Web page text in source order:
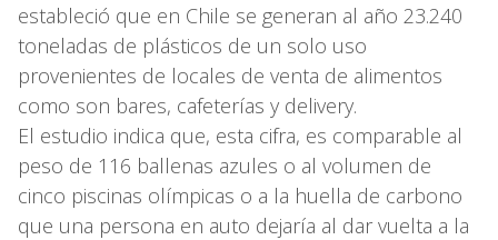
estableció que en Chile se generan al año 23.240
toneladas de plásticos de un solo uso
provenientes de locales de venta de alimentos
como son bares, cafeterías y delivery.
El estudio indica que, esta cifra, es comparable al
peso de 116 ballenas azules o al volumen de
cinco piscinas olímpicas o a la huella de carbono
que una persona en auto dejaría al dar vuelta a la